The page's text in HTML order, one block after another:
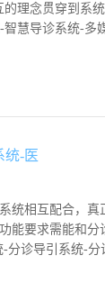
理念贯穿到系
慧导诊系统-多
统-医
统相互配合，
能要求需能和
诊导引系统-